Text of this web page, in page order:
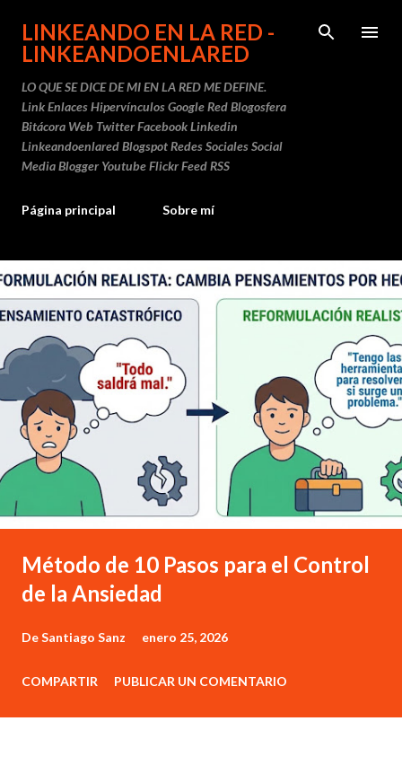
Ir al contenido principal
LINKEANDO EN LA RED -
LINKEANDOENLARED
LO QUE SE DICE DE MI EN LA RED ME DEFINE.
Link Enlaces Hipervínculos Google Red Blogosfera
Bitácora Web Twitter Facebook Linkedin
Linkeandoenlared Blogspot Redes Sociales Social
Media Blogger Youtube Flickr Feed RSS
Página principal Sobre mí
Método de 10 Pasos para el Control
de la Ansiedad
DeSantiago Sanz enero 25, 2026
COMPARTIR PUBLICAR UN COMENTARIO